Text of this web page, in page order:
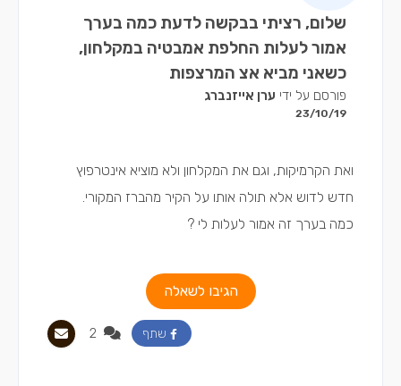
שלום, רציתי בבקשה לדעת כמה בערך
אמור לעלות החלפת אמבטיה במקלחון,
כשאני מביא אצ המרצפות
פורסם על ידי ערן אייזנברג
23/10/19
ואת הקרמיקות, וגם את המקלחון ולא מוציא אינטרפוץ
חדש לדוש אלא תולה אותו על הקיר מהברז המקורי.
כמה בערך זה אמור לעלות לי ?
הגיבו לשאלה
שתף